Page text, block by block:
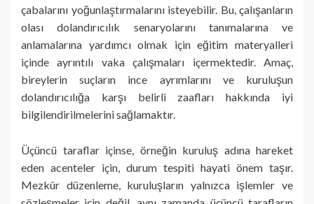
çabalarını yoğunlaştırmalarını isteyebilir. Bu, çalışanların
olası dolandırıcılık senaryolarını tanımalarına ve
anlamalarına yardımcı olmak için eğitim materyalleri
içinde ayrıntılı vaka çalışmaları içermektedir. Amaç,
bireylerin suçların ince ayrımlarını ve kuruluşun
dolandırıcılığa karşı belirli zaafları hakkında iyi
bilgilendirilmelerini sağlamaktır.
Üçüncü taraflar içinse, örneğin kuruluş adına hareket
eden acenteler için, durum tespiti hayati önem taşır.
Mezkûr düzenleme, kuruluşların yalnızca işlemler ve